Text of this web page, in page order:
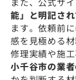
能」と明記さ
ます。依頼前
感を見極める材
修理実績や施
小千谷市の業